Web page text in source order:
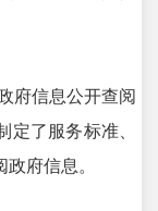
信息公开查阅
定了服务标准、
府信息。